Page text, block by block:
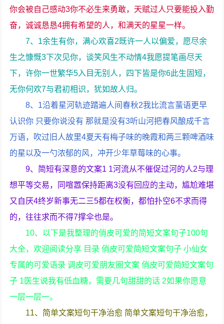
你会被自己感动3你不必生来勇敢，天赋过人只要能投入勤
奋，诚诚恳恳4拥有希望的人，和满天的星星一样。
7、1余生有你，满心欢喜2既许一人以偏爱，愿尽余
生之慷慨3下次见你，谈笑风生不动情4我愿提笔画尽天
下，许你一世繁华5入目无别人，四下皆是你6此生固短，
无你何欢7与君初相识，犹如故人归。
8、1沿着星河轨迹踏遍人间春秋2我比流言蜚语更早
认识你 只要你说没有 那就是没有3听山河把春风酿成千言
万语，吹过旧人故里4夏天有梅子味的晚霞和两三颗啤酒味
的星以及一勺浓郁的风，冲开少年草莓味的心事。
9、简短有深意的文案1 1河流从不催促过河的人2与理
想平等交易，同喧嚣保持距离3没有回应的主动，尴尬难堪
又自厌4终岁新事无二三5都在权衡，都怕扑空6不求而得
的，往往求而不得7撑伞也是。
10、以下是我整理的俏皮可爱的简短文案句子100句
大全，欢迎阅读分享 目录 俏皮可爱简短文案句子 小仙女
专属的可爱语录 调皮可爱朋友圈文案 俏皮可爱简短文案句
子 1医生说我有低血糖，需要几句甜甜的话 2如果你愿意
一层一层一。
11、简单文案短句干净治愈 简单文案短句干净治愈，